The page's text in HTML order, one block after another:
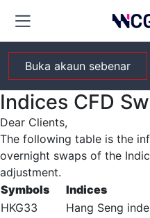
Buka akaun sebenar
Indices CFD
Dear Clients,
The following table is the
overnight swaps of the
adjustment.
Symbols
Indices
HKG33
Hang Seng